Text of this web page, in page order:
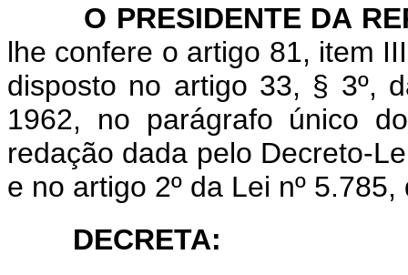
O PRESIDENTE DA
lhe confere o artigo 81, item
disposto no artigo 33, § 3º,
1962, no parágrafo único
redação dada pelo Decreto-
e no artigo 2º da Lei nº
DECRETA: